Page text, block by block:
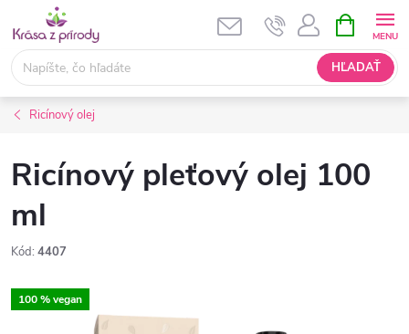
obsah
HĽADAŤ
KOŠÍK
Ricínový olej
Ricínový pleťový olej 100
ml
Kód: 4407
100 % vegan